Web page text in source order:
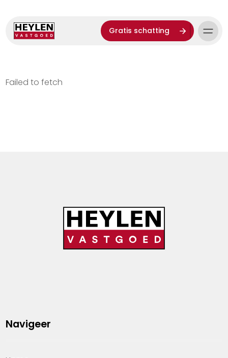
Gratis schatting
Failed to fetch
Navigeer